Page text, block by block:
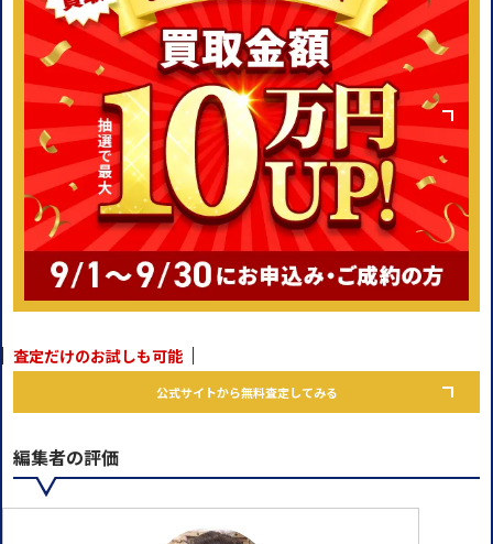
査定だけのお試しも可能
公式サイトから無料査定してみる
編集者の評価